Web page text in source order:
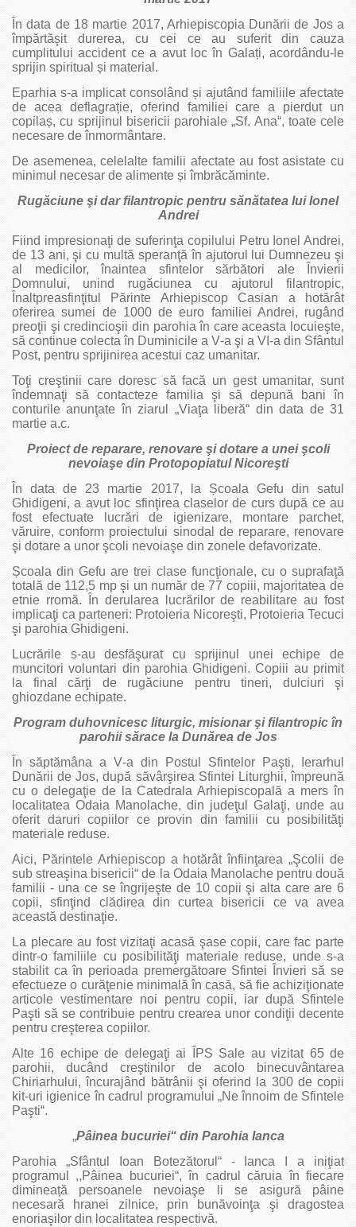
În data de 18 martie 2017, Arhiepiscopia Dunării de Jos a
împărtăşit durerea, cu cei ce au suferit din cauza
cumplitului accident ce a avut loc în Galați, acordându-le
sprijin spiritual și material.
Eparhia s‑a implicat consolând și ajutând familiile afectate
de acea deflagrație, oferind familiei care a pierdut un
copilaș, cu sprijinul bisericii parohiale „Sf. Ana“, toate cele
necesare de înmormântare.
De asemenea, celelalte familii afectate au fost asistate cu
minimul necesar de alimente și îmbrăcăminte.
Rugăciune şi dar filantropic pentru sănătatea lui Ionel
Andrei
Fiind impresionaţi de suferinţa copilului Petru Ionel Andrei,
de 13 ani, şi cu multă speranţă în ajutorul lui Dumnezeu şi
al medicilor, înaintea sfintelor sărbători ale Învierii
Domnului, unind rugăciunea cu ajutorul filantropic,
Înaltpreasfinţitul Părinte Arhiepiscop Casian a hotărât
oferirea sumei de 1000 de euro familiei Andrei, rugând
preoţii şi credincioşii din parohia în care aceasta locuieşte,
să continue colecta în Duminicile a V‑a şi a VI‑a din Sfântul
Post, pentru sprijinirea acestui caz umanitar.
Toţi creştinii care doresc să facă un gest umanitar, sunt
îndemnaţi să contacteze familia şi să depună bani în
conturile anunţate în ziarul „Viaţa liberă“ din data de 31
martie a.c.
Proiect de reparare, renovare şi dotare a unei şcoli
nevoiaşe din Protopopiatul Nicoreşti
În data de 23 martie 2017, la Școala Gefu din satul
Ghidigeni, a avut loc sfinţirea claselor de curs după ce au
fost efectuate lucrări de igienizare, montare parchet,
văruire, conform proiectului sinodal de reparare, renovare
şi dotare a unor şcoli nevoiaşe din zonele defavorizate.
Școala din Gefu are trei clase funcţionale, cu o suprafaţă
totală de 112,5 mp şi un număr de 77 copiii, majoritatea de
etnie rromă. În derularea lucrărilor de reabilitare au fost
implicaţi ca parteneri: Protoieria Nicoreşti, Protoieria Tecuci
şi parohia Ghidigeni.
Lucrările s‑au desfăşurat cu sprijinul unei echipe de
muncitori voluntari din parohia Ghidigeni. Copiii au primit
la final cărţi de rugăciune pentru tineri, dulciuri şi
ghiozdane echipate.
Program duhovnicesc liturgic, misionar şi filantropic în
parohii sărace la Dunărea de Jos
În săptămâna a V‑a din Postul Sfintelor Paşti, Ierarhul
Dunării de Jos, după săvârşirea Sfintei Liturghii, împreună
cu o delegaţie de la Catedrala Arhiepiscopală a mers în
localitatea Odaia Manolache, din judeţul Galaţi, unde au
oferit daruri copiilor ce provin din familii cu posibilităţi
materiale reduse.
Aici, Părintele Arhiepiscop a hotărât înfiinţarea „Şcolii de
sub streaşina bisericii“ de la Odaia Manolache pentru două
familii - una ce se îngrijeşte de 10 copii şi alta care are 6
copii, sfinţind clădirea din curtea bisericii ce va avea
această destinaţie.
La plecare au fost vizitaţi acasă şase copii, care fac parte
dintr‑o familiile cu posibilităţi materiale reduse, unde s‑a
stabilit ca în perioada premergătoare Sfintei Învieri să se
efectueze o curăţenie minimală în casă, să fie achiziţionate
articole vestimentare noi pentru copii, iar după Sfintele
Paşti să se contribuie pentru crearea unor condiţii decente
pentru creşterea copiilor.
Alte 16 echipe de delegaţi ai ÎPS Sale au vizitat 65 de
parohii, ducând creştinilor de acolo binecuvântarea
Chiriarhului, încurajând bătrânii şi oferind la 300 de copii
kit-uri igienice în cadrul programului „Ne înnoim de Sfintele
Paşti“.
„Pâinea bucuriei“ din Parohia Ianca
Parohia „Sfântul Ioan Botezătorul“ ‑ Ianca I a iniţiat
programul ,,Pâinea bucuriei“, în cadrul căruia în fiecare
dimineață persoanele nevoiaşe li se asigură pâine
necesară hranei zilnice, prin bunăvoinţa şi dragostea
enoriaşilor din localitatea respectivă.